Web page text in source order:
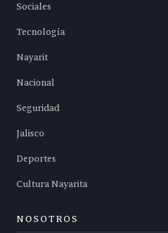
Sociales
Tecnología
Nayarit
Nacional
Seguridad
Jalisco
Deportes
Cultura Nayarita
NOSOTROS